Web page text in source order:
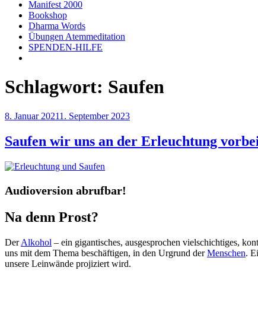
Manifest 2000
Bookshop
Dharma Words
Übungen Atemmeditation
SPENDEN-HILFE
Schlagwort: Saufen
Veröffentlicht
8. Januar 20211. September 2023
Saufen wir uns an der Erleuchtung
Audioversion abrufbar!
Na denn Prost?
DerAlkohol – ein gigantisches, ausgesprochen vielschichtiges,
uns mit dem Thema beschäftigen, in den Urgrund derMenschen.
unsere Leinwände projiziert wird.